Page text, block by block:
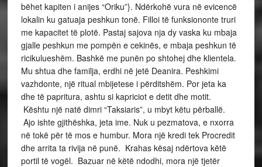
bëhet kapiten i anijes “Oriku”}. Ndërkohë vura në evicencë
lokalin ku gatuaja peshkun tonë. Filloi të funksiononte truri
me kapacitet të plotë. Pastaj sajova nja dy vaska ku mbaja
gjalle peshkun me pompën e cekinës, e mbaja peshkun të
ricikulueshëm. Bashkë me punën po shtohej dhe klientela.
Mu shtua dhe familja, erdhi në jetë Deanira. Peshkimi
vazhdonte, një ritual mbijetese i përditshëm. Por jeta ka
dhe të papritura, ashtu si kapriciot e detit dhe motit.
Kështu një natë dimri “Taksiaris”, u mbyt këtu përballë.
Ajo ishte gjithëshka, jeta ime. Nuk u pezmatova, e nxorra
në tokë për të mos e humbur. Mora një kredi tek Procredit
dhe arrita ta rivija në punë. Krahas kësaj ndërtova këtë
portil të vogël. Bazuar në këtë ndodhi, mora një tjetër